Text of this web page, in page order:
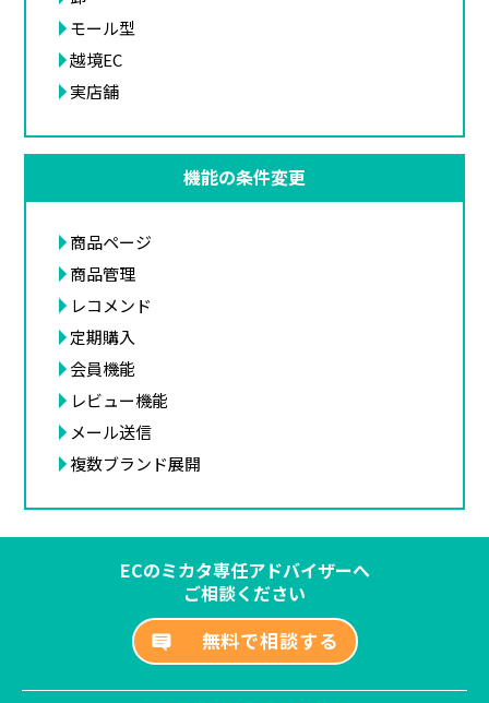
モール型
越境EC
実店舗
機能の条件変更
商品ページ
商品管理
レコメンド
定期購入
会員機能
レビュー機能
メール送信
複数ブランド展開
ECのミカタ専任アドバイザーへ
ご相談ください
無料で相談する